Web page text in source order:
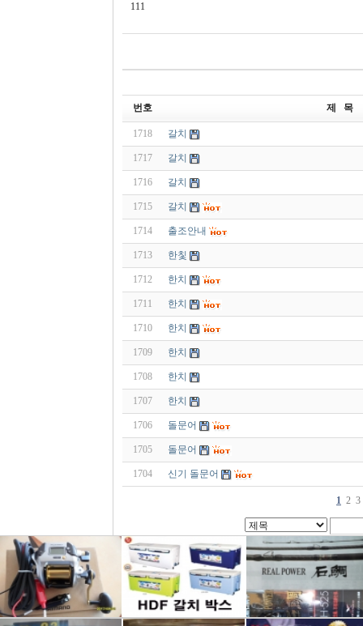
111
번호 제 목
1718 갈치
1717 갈치
1716 갈치
1715 갈치
1714 출조안내
1713 한칯
1712 한치
1711 한치
1710 한치
1709 한치
1708 한치
1707 한치
1706 돌문어
1705 돌문어
1704 신기 돌문어
1 2 3